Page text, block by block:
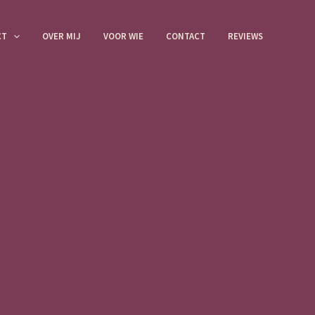
OVER MIJ VOOR WIE CONTACT REVIEWS